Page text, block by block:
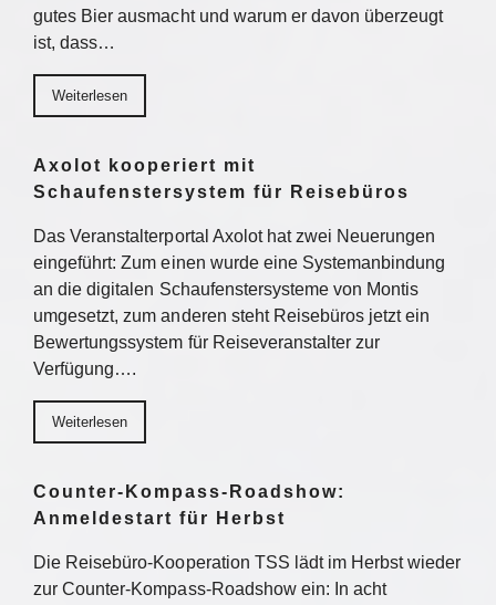
gutes Bier ausmacht und warum er davon überzeugt
ist, dass…
Weiterlesen
Axolot kooperiert mit
Schaufenstersystem für Reisebüros
Das Veranstalterportal Axolot hat zwei Neuerungen
eingeführt: Zum einen wurde eine Systemanbindung
an die digitalen Schaufenstersysteme von Montis
umgesetzt, zum anderen steht Reisebüros jetzt ein
Bewertungssystem für Reiseveranstalter zur
Verfügung….
Weiterlesen
Counter-Kompass-Roadshow:
Anmeldestart für Herbst
Die Reisebüro-Kooperation TSS lädt im Herbst wieder
zur Counter-Kompass-Roadshow ein: In acht